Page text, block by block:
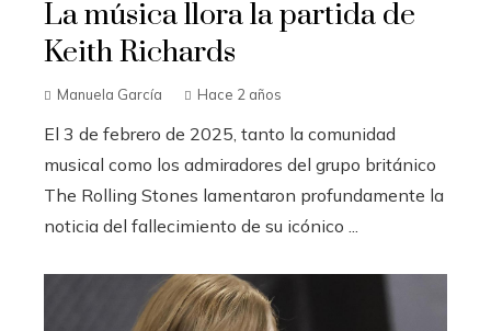
La música llora la partida de
Keith Richards
Manuela García Hace 2 años
El 3 de febrero de 2025, tanto la comunidad
musical como los admiradores del grupo británico
The Rolling Stones lamentaron profundamente la
noticia del fallecimiento de su icónico ...